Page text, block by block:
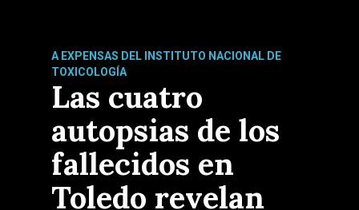
A EXPENSAS DEL INSTITUTO NACIONAL DE
TOXICOLOGÍA
Las cuatro
autopsias de los
fallecidos en
Toledo revelan